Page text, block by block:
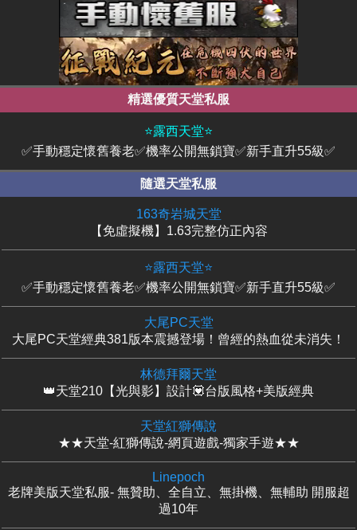
精選優質天堂私服
⭐露西天堂⭐
✅手動穩定懷舊養老✅機率公開無鎖寶✅新手直升55級✅
隨選天堂私服
163奇岩城天堂
【免虛擬機】1.63完整仿正內容
⭐露西天堂⭐
✅手動穩定懷舊養老✅機率公開無鎖寶✅新手直升55級✅
大尾PC天堂
大尾PC天堂經典381版本震撼登場！曾經的熱血從未消失！
林德拜爾天堂
👑天堂210【光與影】設計💟台版風格+美版經典
天堂紅獅傳說
★★天堂-紅獅傳說-網頁遊戲-獨家手遊★★
Linepoch
老牌美版天堂私服- 無贊助、全自立、無掛機、無輔助 開服超
過10年